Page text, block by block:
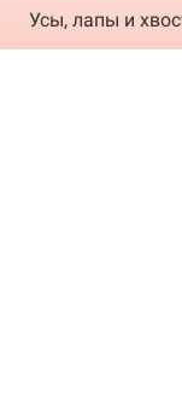
Усы, лапы и